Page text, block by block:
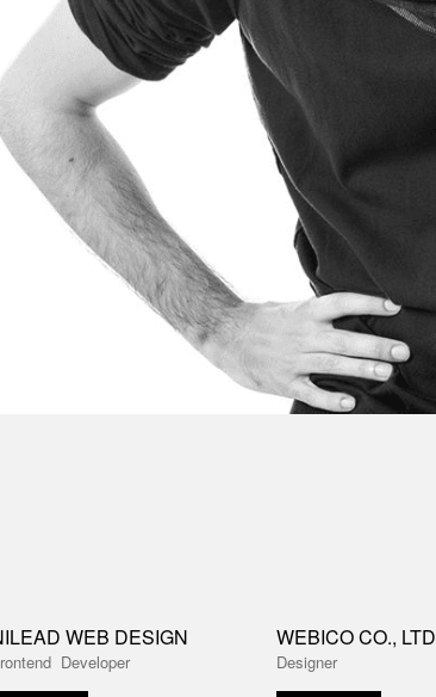
WEB DESIGN
Developer
WEBICO CO., LTD
Designer